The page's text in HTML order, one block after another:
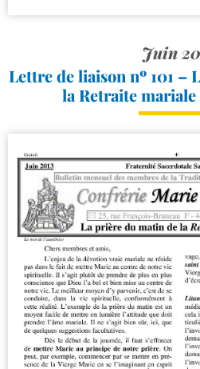
Juin
Lettre de liaison nº 101 –
la Retraite